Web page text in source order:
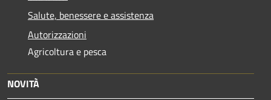
Salute, benessere e assistenza
Autorizzazioni
Agricoltura e pesca
NOVITÀ